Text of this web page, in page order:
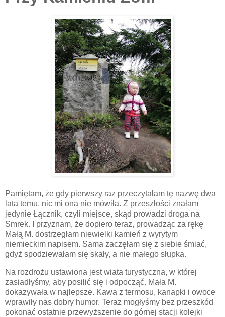
Pamiętam, że gdy pierwszy raz przeczytałam tę nazwę dwa
lata temu, nic mi ona nie mówiła. Z przeszłości znałam
jedynie Łącznik, czyli miejsce, skąd prowadzi droga na
Smrek. I przyznam, że dopiero teraz, prowadząc za rękę
Małą M. dostrzegłam niewielki kamień z wyrytym
niemieckim napisem. Sama zaczęłam się z siebie śmiać,
gdyż spodziewałam się skały, a nie małego słupka.
Na rozdrożu ustawiona jest wiata turystyczna, w której
zasiadłyśmy, aby posilić się i odpocząć. Mała M.
dokazywała w najlepsze. Kawa z termosu, kanapki i owoce
wprawiły nas dobry humor. Teraz mogłyśmy bez przeszkód
pokonać ostatnie przewyższenie do górnej stacji kolejki